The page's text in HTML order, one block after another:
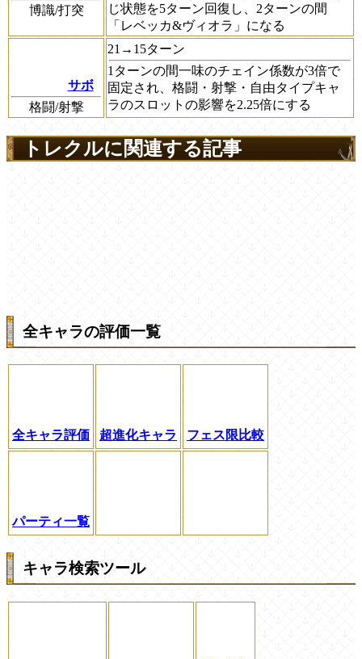
博識/打突
じ状態を5ターン回復し、2ターンの間
「レベッカ&ヴィオラ」になる
サボ
格闘/射撃
21→15ターン
1ターンの間一味のチェイン係数が3倍で
固定され、格闘・射撃・自由タイプキャ
ラのスロットの影響を2.25倍にする
トレクルに関連する記事
全キャラの評価一覧
全キャラ評価 超進化キャラ フェス限比較
パーティ一覧
キャラ検索ツール